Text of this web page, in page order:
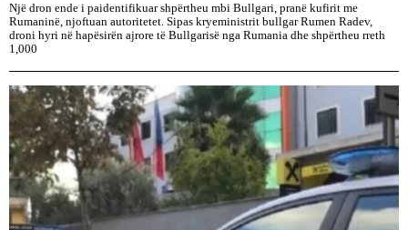
Një dron ende i paidentifikuar shpërtheu mbi Bullgari, pranë kufirit me
Rumaninë, njoftuan autoritetet. Sipas kryeministrit bullgar Rumen Radev,
droni hyri në hapësirën ajrore të Bullgarisë nga Rumania dhe shpërtheu rreth
1,000